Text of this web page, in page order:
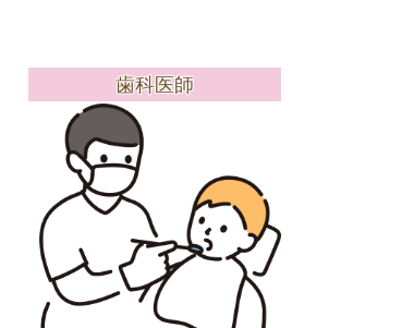
歯科医師